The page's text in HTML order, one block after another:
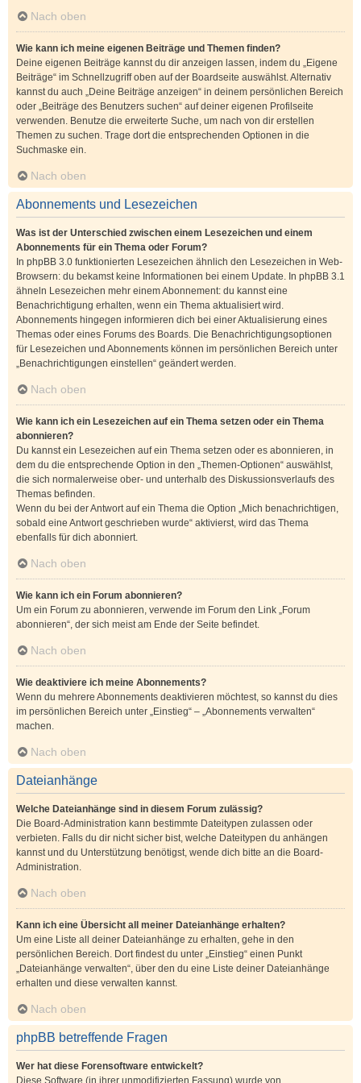
Nach oben
Wie kann ich meine eigenen Beiträge und Themen finden?
Deine eigenen Beiträge kannst du dir anzeigen lassen, indem du „Eigene
Beiträge“ im Schnellzugriff oben auf der Boardseite auswählst. Alternativ
kannst du auch „Deine Beiträge anzeigen“ in deinem persönlichen Bereich
oder „Beiträge des Benutzers suchen“ auf deiner eigenen Profilseite
verwenden. Benutze die erweiterte Suche, um nach von dir erstellen
Themen zu suchen. Trage dort die entsprechenden Optionen in die
Suchmaske ein.
Nach oben
Abonnements und Lesezeichen
Was ist der Unterschied zwischen einem Lesezeichen und einem
Abonnements für ein Thema oder Forum?
In phpBB 3.0 funktionierten Lesezeichen ähnlich den Lesezeichen in Web-
Browsern: du bekamst keine Informationen bei einem Update. In phpBB 3.1
ähneln Lesezeichen mehr einem Abonnement: du kannst eine
Benachrichtigung erhalten, wenn ein Thema aktualisiert wird.
Abonnements hingegen informieren dich bei einer Aktualisierung eines
Themas oder eines Forums des Boards. Die Benachrichtigungsoptionen
für Lesezeichen und Abonnements können im persönlichen Bereich unter
„Benachrichtigungen einstellen“ geändert werden.
Nach oben
Wie kann ich ein Lesezeichen auf ein Thema setzen oder ein Thema
abonnieren?
Du kannst ein Lesezeichen auf ein Thema setzen oder es abonnieren, in
dem du die entsprechende Option in den „Themen-Optionen“ auswählst,
die sich normalerweise ober- und unterhalb des Diskussionsverlaufs des
Themas befinden.
Wenn du bei der Antwort auf ein Thema die Option „Mich benachrichtigen,
sobald eine Antwort geschrieben wurde“ aktivierst, wird das Thema
ebenfalls für dich abonniert.
Nach oben
Wie kann ich ein Forum abonnieren?
Um ein Forum zu abonnieren, verwende im Forum den Link „Forum
abonnieren“, der sich meist am Ende der Seite befindet.
Nach oben
Wie deaktiviere ich meine Abonnements?
Wenn du mehrere Abonnements deaktivieren möchtest, so kannst du dies
im persönlichen Bereich unter „Einstieg“ – „Abonnements verwalten“
machen.
Nach oben
Dateianhänge
Welche Dateianhänge sind in diesem Forum zulässig?
Die Board-Administration kann bestimmte Dateitypen zulassen oder
verbieten. Falls du dir nicht sicher bist, welche Dateitypen du anhängen
kannst und du Unterstützung benötigst, wende dich bitte an die Board-
Administration.
Nach oben
Kann ich eine Übersicht all meiner Dateianhänge erhalten?
Um eine Liste all deiner Dateianhänge zu erhalten, gehe in den
persönlichen Bereich. Dort findest du unter „Einstieg“ einen Punkt
„Dateianhänge verwalten“, über den du eine Liste deiner Dateianhänge
erhalten und diese verwalten kannst.
Nach oben
phpBB betreffende Fragen
Wer hat diese Forensoftware entwickelt?
Diese Software (in ihrer unmodifizierten Fassung) wurde von